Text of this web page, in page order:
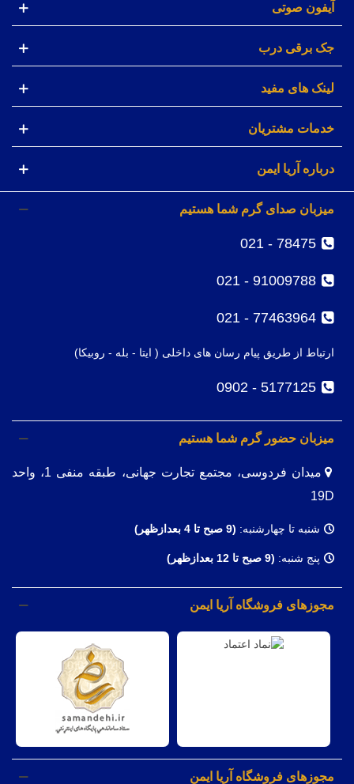
آیفون صوتی
جک برقی درب
لینک های مفید
خدمات مشتریان
درباره آریا ایمن
میزبان صدای گرم شما هستیم
78475 - 021
91009788 - 021
77463964 - 021
ارتباط از طریق پیام رسان های داخلی ( ایتا - بله - روبیکا)
5177125 - 0902
میزبان حضور گرم شما هستیم
میدان فردوسی، مجتمع تجارت جهانی، طبقه منفی 1، واحد
19D
شنبه تا چهارشنبه: (9 صبح تا 4 بعدازظهر)
پنج شنبه: (9 صبح تا 12 بعدازظهر)
مجوزهای فروشگاه آریا ایمن
مجوزهای فروشگاه آریا ایمن